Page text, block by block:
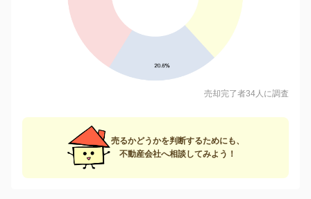
売却完了者34人に調査
売るかどうかを判断するためにも、
不動産会社へ相談してみよう！